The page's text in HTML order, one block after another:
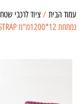
עמוד הבית / ציוד לרכבי שטח
נמתחת 12*1200מ"מ ROK STRAP